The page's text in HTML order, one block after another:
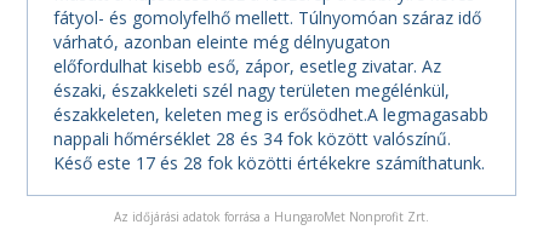
fátyol- és gomolyfelhő mellett. Túlnyomóan száraz idő
várható, azonban eleinte még délnyugaton
előfordulhat kisebb eső, zápor, esetleg zivatar. Az
északi, északkeleti szél nagy területen megélénkül,
északkeleten, keleten meg is erősödhet.A legmagasabb
nappali hőmérséklet 28 és 34 fok között valószínű.
Késő este 17 és 28 fok közötti értékekre számíthatunk.
Az időjárási adatok forrása a HungaroMet Nonprofit Zrt.